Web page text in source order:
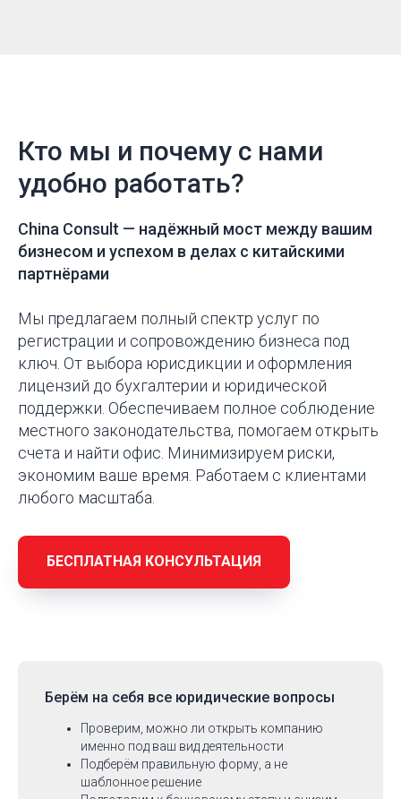
Кто мы и почему с нами
удобно работать?
China Consult — надёжный мост между вашим
бизнесом и успехом в делах с китайскими
партнёрами
Мы предлагаем полный спектр услуг по
регистрации и сопровождению бизнеса под
ключ. От выбора юрисдикции и оформления
лицензий до бухгалтерии и юридической
поддержки. Обеспечиваем полное соблюдение
местного законодательства, помогаем открыть
счета и найти офис. Минимизируем риски,
экономим ваше время. Работаем с клиентами
любого масштаба.
БЕСПЛАТНАЯ КОНСУЛЬТАЦИЯ
Берём на себя все юридические вопросы
Проверим, можно ли открыть компанию
именно под ваш вид деятельности
Подберём правильную форму, а не
шаблонное решение